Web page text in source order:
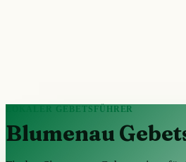
LOKALER GEBETSFÜHRER
Blumenau